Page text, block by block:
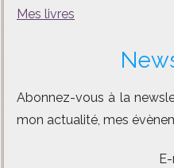
Mes livres
Abonnez-vous à la
mon actualité, mes